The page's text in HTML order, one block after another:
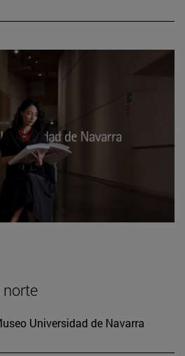
norte
Universidad de Navarra